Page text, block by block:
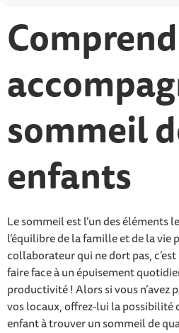
sommeil
enfants
Le sommeil est l’un des éléments
l’équilibre de la famille et de la vie
collaborateur qui ne dort pas,
faire face à un épuisement
productivité ! Alors si vous n’avez
vos locaux, offrez-lui la possibilité
enfant à trouver un sommeil de